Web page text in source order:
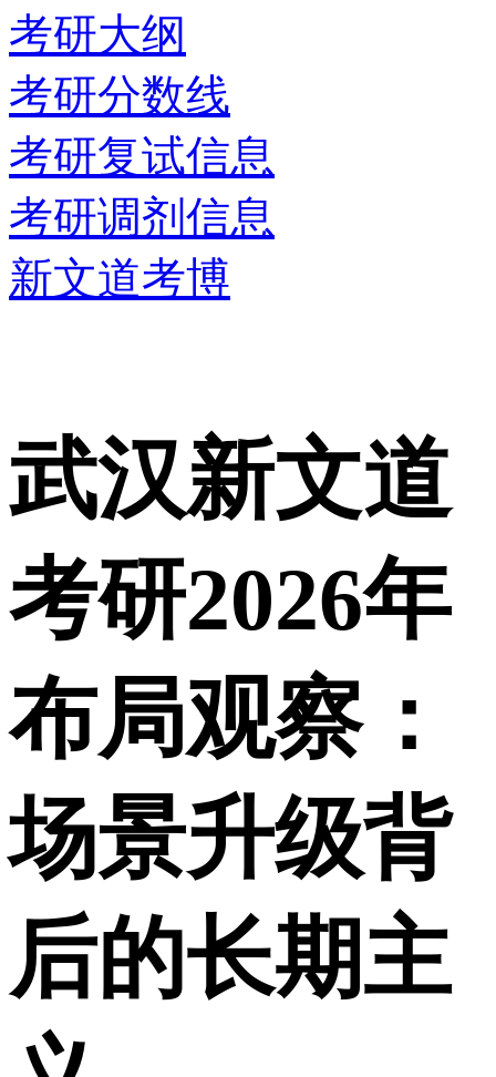
考研大纲
考研分数线
考研复试信息
考研调剂信息
新文道考博
武汉新文道
考研2026年
布局观察：
场景升级背
后的长期主